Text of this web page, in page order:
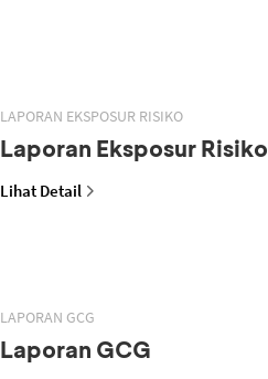
LAPORAN EKSPOSUR RISIKO
Laporan Eksposur Risiko
Lihat Detail
LAPORAN GCG
Laporan GCG